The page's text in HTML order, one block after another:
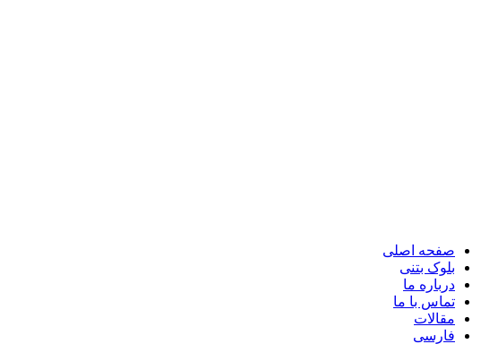
صفحه اصلی
بلوک بتنی
درباره ما
تماس با ما
مقالات
فارسی